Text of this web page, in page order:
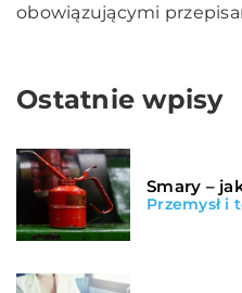
obowiązującymi
Ostatnie wpisy
Smary –
Przemysł i